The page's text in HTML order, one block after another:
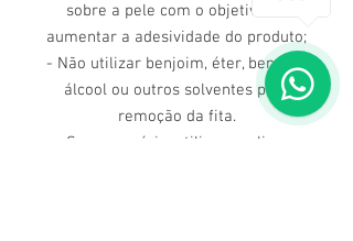
sobre a pele com o objetivo de
aumentar a adesividade do produto;
- Não utilizar benjoim, éter, benzina,
álcool ou outros solventes para
remoção da fita.
Se necessário, utilize vaselina.
1